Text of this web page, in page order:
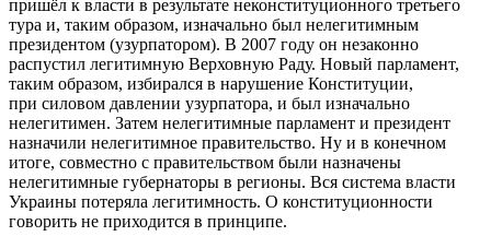
пришёл к власти в результате неконституционного третьего
тура и, таким образом, изначально был нелегитимным
президентом (узурпатором). В 2007 году он незаконно
распустил легитимную Верховную Раду. Новый парламент,
таким образом, избирался в нарушение Конституции,
при силовом давлении узурпатора, и был изначально
нелегитимен. Затем нелегитимные парламент и президент
назначили нелегитимное правительство. Ну и в конечном
итоге, совместно с правительством были назначены
нелегитимные губернаторы в регионы. Вся система власти
Украины потеряла легитимность. О конституционности
говорить не приходится в принципе.